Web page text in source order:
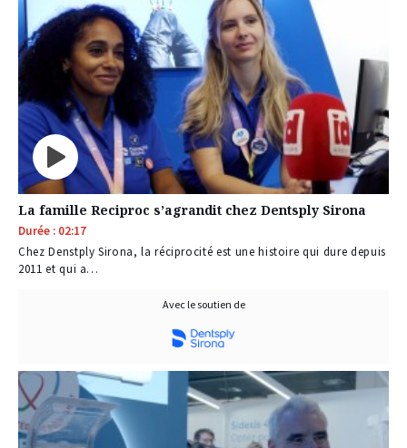
La famille Reciproc s’agrandit chez Dentsply Sirona
Durée : 02:17
Chez Denstply Sirona, la réciprocité est une histoire qui dure depuis
2011 et qui a…
Avec le soutien de